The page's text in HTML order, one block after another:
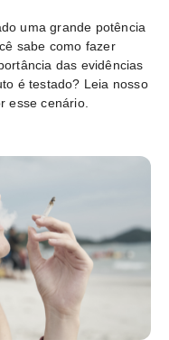
uma grande potência
sabe como fazer
das evidências
é testado? Leia nosso
esse cenário.